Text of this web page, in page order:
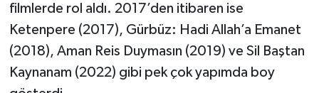
filmlerde rol aldı. 2017’den itibaren ise
Ketenpere (2017), Gürbüz: Hadi Allah’a Emanet
(2018), Aman Reis Duymasın (2019) ve Sil Baştan
Kaynanam (2022) gibi pek çok yapımda boy